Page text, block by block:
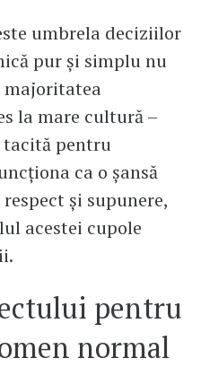
umbrela deciziilor
pur și simplu nu
majoritatea
la mare cultură –
tacită pentru
ca o șansă
și supunere,
acestei cupole
pentru
normal